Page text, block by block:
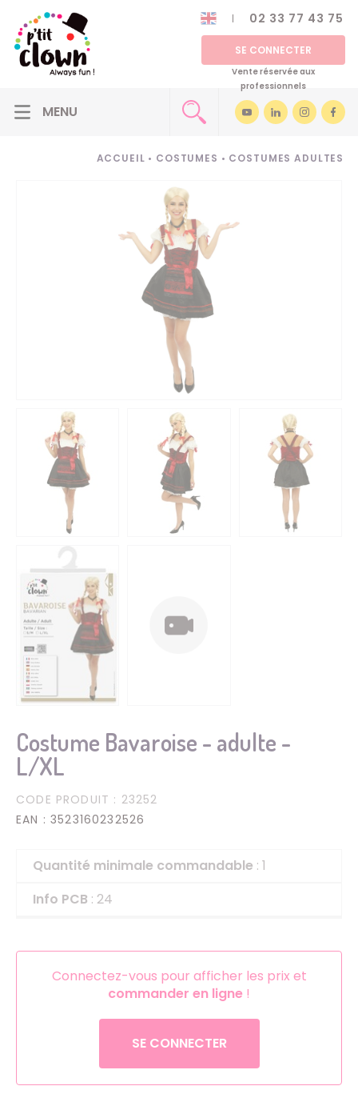
02 33 77 43 75
SE CONNECTER
Vente réservée aux
professionnels
ACCUEIL • COSTUMES • COSTUMES ADULTES
Costume Bavaroise - adulte -
L/XL
CODE PRODUIT : 23252
EAN : 3523160232526
Quantité minimale commandable : 1
Info PCB : 24
Connectez-vous pour afficher les prix et
commander en ligne !
SE CONNECTER